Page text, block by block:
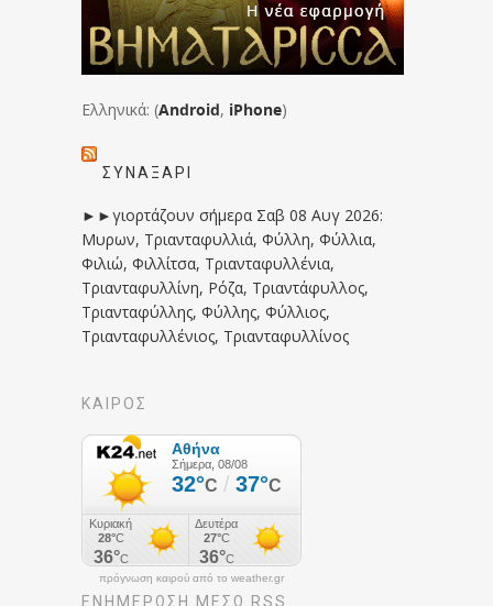
Ελληνικά: (Android, iPhone)
ΣΥΝΑΞΆΡΙ
►►γιορτάζουν σήμερα Σαβ 08 Αυγ 2026:
Μυρων, Τριανταφυλλιά, Φύλλη, Φύλλια,
Φιλιώ, Φιλλίτσα, Τριανταφυλλένια,
Τριανταφυλλίνη, Ρόζα, Τριαντάφυλλος,
Τριανταφύλλης, Φύλλης, Φύλλιος,
Τριανταφυλλένιος, Τριανταφυλλίνος
ΚΑΙΡΟΣ
πρόγνωση καιρού από το weather.gr
ΕΝΗΜΈΡΩΣΉ ΜΕΣΩ RSS